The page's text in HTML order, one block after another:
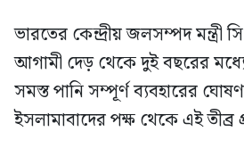
ভারতের কেন্দ্রীয় জলসম্পদ মন্ত্রী
আগামী দেড় থেকে দুই বছরের
সমস্ত পানি সম্পূর্ণ ব্যবহারের
ইসলামাবাদের পক্ষ থেকে এই তীব্র